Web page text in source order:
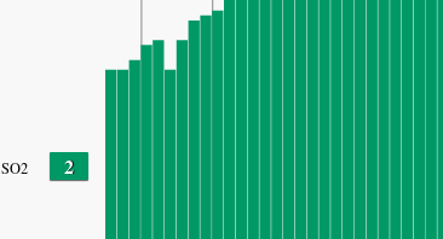
SO2 2